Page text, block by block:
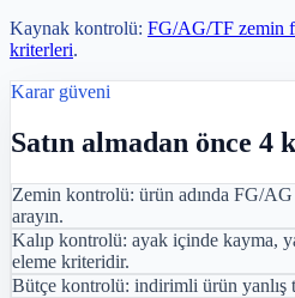
Kaynak kontrolü: FG/AG/TF zemin
kriterleri.
Karar güveni
Satın almadan önce 4
Zemin kontrolü: ürün adında FG/
arayın.
Kalıp kontrolü: ayak içinde kayma,
eleme kriteridir.
Bütçe kontrolü: indirimli ürün yanlış